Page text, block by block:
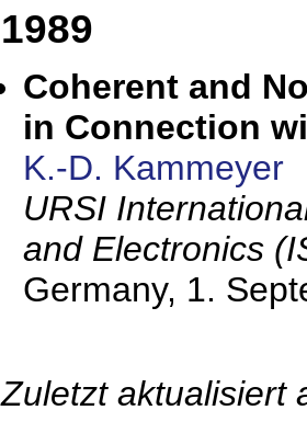
1989
Coherent and
in Connection
K.-D. Kammeyer
URSI
and Electronics
Germany, 1.
Zuletzt aktualisiert